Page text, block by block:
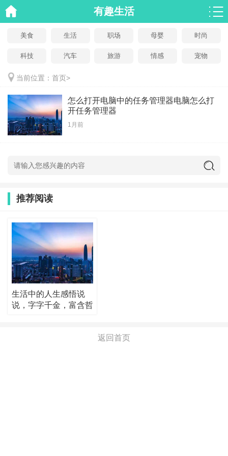
有趣生活
美食 生活 职场 母婴 时尚
科技 汽车 旅游 情感 宠物
当前位置： 首页>
怎么打开电脑中的任务管理器电脑怎么打
开任务管理器
1月前
推荐阅读
生活中的人生感悟说
说，字字千金，富含哲
返回首页